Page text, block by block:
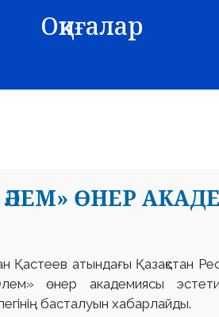
Оқиғалар
ӘЛЕМ» ӨНЕР
атындағы Қазақстан
өнер академиясы
басталуын хабарлайды.